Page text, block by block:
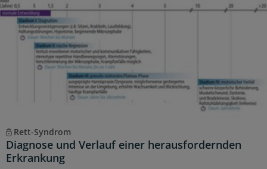
Rett-Syndrom
Diagnose und Verlauf einer herausfordernden
Erkrankung